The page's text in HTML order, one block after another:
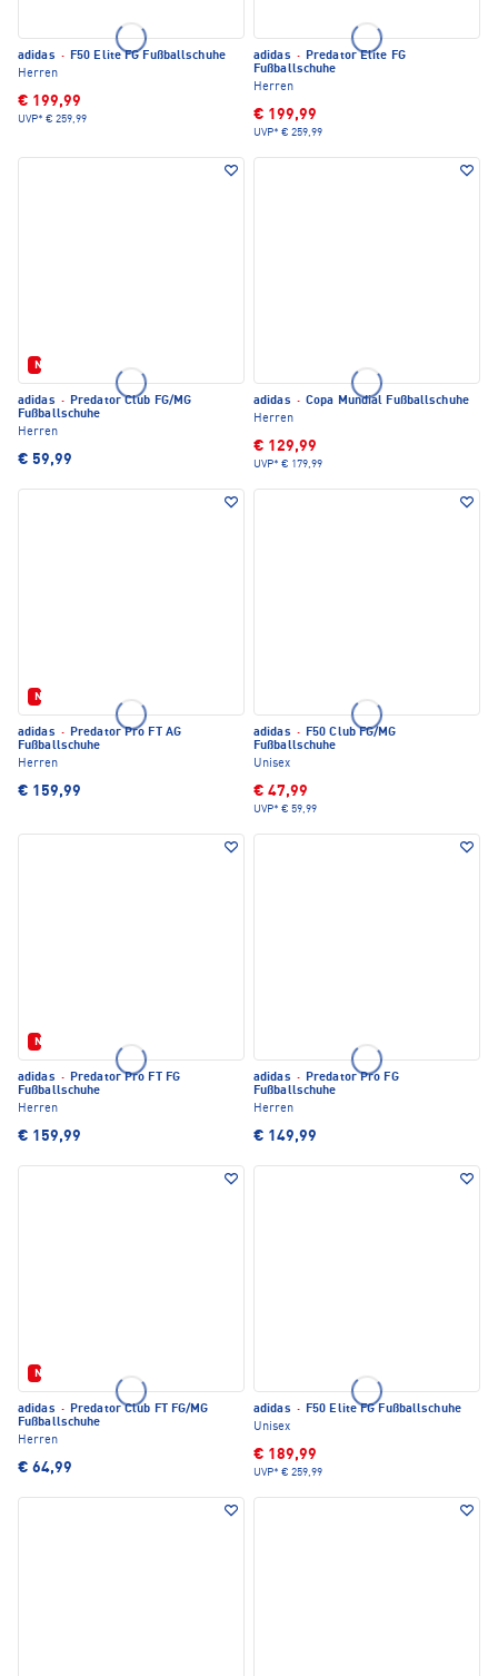
adidas · F50 Elite FG Fußballschuhe
Herren
€ 199,99
UVP* € 259,99
adidas · Predator Elite FG
Fußballschuhe
Herren
€ 199,99
UVP* € 259,99
Neu
adidas · Predator Club FG/MG
Fußballschuhe
Herren
€ 59,99
adidas · Copa Mundial Fußballschuhe
Herren
€ 129,99
UVP* € 179,99
Neu
adidas · Predator Pro FT AG
Fußballschuhe
Herren
€ 159,99
adidas · F50 Club FG/MG
Fußballschuhe
Unisex
€ 47,99
UVP* € 59,99
Neu
adidas · Predator Pro FT FG
Fußballschuhe
Herren
€ 159,99
adidas · Predator Pro FG
Fußballschuhe
Herren
€ 149,99
Neu
adidas · Predator Club FT FG/MG
Fußballschuhe
Herren
€ 64,99
adidas · F50 Elite FG Fußballschuhe
Unisex
€ 189,99
UVP* € 259,99